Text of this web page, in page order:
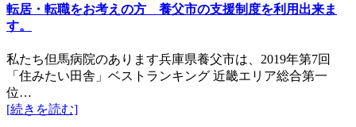
転居・転職をお考えの方 養父市の支援制度を利用出来ま
す。
私たち但馬病院のあります兵庫県養父市は、2019年第7回
「住みたい田舎」ベストランキング 近畿エリア総合第一
位…
[続きを読む]